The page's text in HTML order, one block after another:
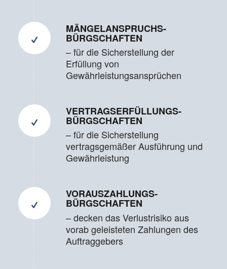
MÄNGEL­ANSPRUCHS­
BÜRGSCHAFTEN
– für die Sicherstellung der
Erfüllung von
Gewährleistungsansprüchen
VERTRAGS­ERFÜLLUNGS­
BÜRGSCHAFTEN
– für die Sicherstellung
vertragsgemäßer Ausführung und
Gewährleistung
VORAUS­ZAHLUNGS­
BÜRGSCHAFTEN
– decken das Verlustrisiko aus
vorab geleisteten Zahlungen des
Auftraggebers